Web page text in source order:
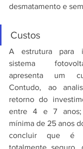
desmatamento e
Custos
A estrutura para
sistema
apresenta um
Contudo, ao
retorno do
entre 4 e 7 anos;
mínima de 25 anos
concluir que é
totalmente seguro,